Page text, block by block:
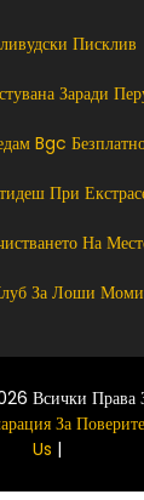
Писклив
Заради
Bgc
При
На
За Лоши
Всички Права
За
Us |